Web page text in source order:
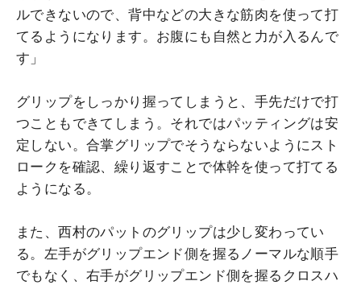
ルできないので、背中などの大きな筋肉を使って打
てるようになります。お腹にも自然と力が入るんで
す」
グリップをしっかり握ってしまうと、手先だけで打
つこともできてしまう。それではパッティングは安
定しない。合掌グリップでそうならないようにスト
ロークを確認、繰り返すことで体幹を使って打てる
ようになる。
また、西村のパットのグリップは少し変わってい
る。左手がグリップエンド側を握るノーマルな順手
でもなく、右手がグリップエンド側を握るクロスハ